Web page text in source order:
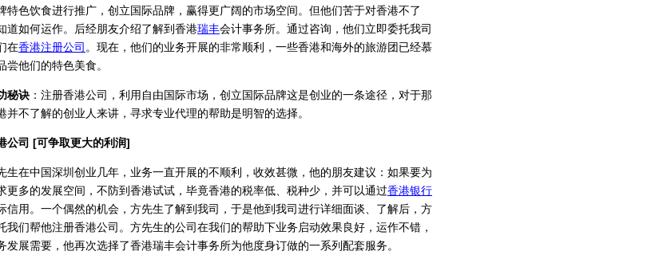
特色饮食进行推广，创立国际品牌，赢得更广阔的市场空间。但他们苦于对香港不了
道如何运作。后经朋友介绍了解到香港瑞丰会计事务所。通过咨询，他们立即委托我司
在香港注册公司 。现在，他们的业务开展的非常顺利，一些香港和海外的旅游团已经慕
尝他们的特色美食。
秘诀 ：注册香港公司，利用自由国际市场，创立国际品牌这是创业的一条途径，对于那
并不了解的创业人来讲，寻求专业代理的帮助是明智的选择。
公司 [可争取更大的利润]
在中国深圳创业几年，业务一直开展的不顺利，收效甚微，他的朋友建议：如果要为
更多的发展空间，不防到香港试试，毕竟香港的税率低、税种少，并可以通过香港银行
信用。一个偶然的机会，方先生了解到我司，于是他到我司进行详细面谈、了解后，方
我们帮他注册香港公司。方先生的公司在我们的帮助下业务启动效果良好，运作不错，
发展需要，他再次选择了香港瑞丰会计事务所为他度身订做的一系列配套服务。